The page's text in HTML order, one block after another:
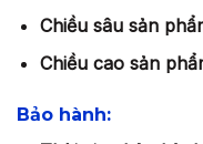
Chiều sâu sản
Chiều cao sản
Bảo hành: